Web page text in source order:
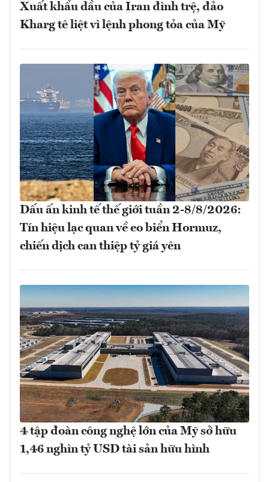
Xuất khẩu dầu của Iran đình trệ, đảo
Kharg tê liệt vì lệnh phong tỏa của Mỹ
Dấu ấn kinh tế thế giới tuần 2-8/8/2026:
Tín hiệu lạc quan về eo biển Hormuz,
chiến dịch can thiệp tỷ giá yên
4 tập đoàn công nghệ lớn của Mỹ sở hữu
1,46 nghìn tỷ USD tài sản hữu hình